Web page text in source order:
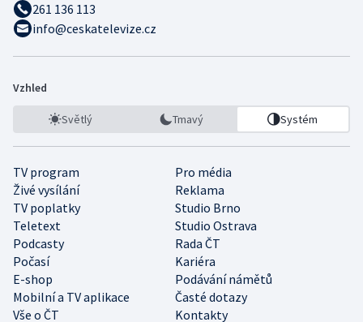
261 136 113
info@ceskatelevize.cz
Vzhled
Světlý Tmavý Systém
TV program
Pro média
Živé vysílání
Reklama
TV poplatky
Studio Brno
Teletext
Studio Ostrava
Podcasty
Rada ČT
Počasí
Kariéra
E-shop
Podávání námětů
Mobilní a TV aplikace
Časté dotazy
Vše o ČT
Kontakty